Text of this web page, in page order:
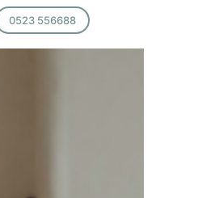
0523 556688